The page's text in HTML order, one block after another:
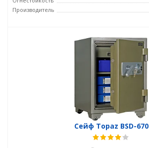
Производитель
Сейф Topaz BSD-670